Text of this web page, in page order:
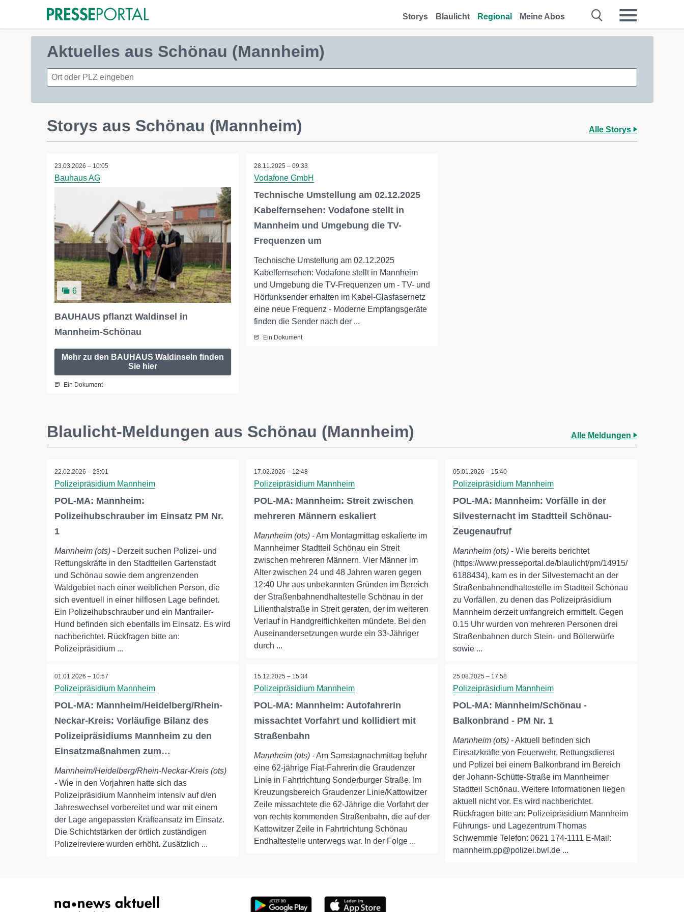
Storys Blaulicht Regional Meine Abos
Aktuelles aus Schönau (Mannheim)
Storys aus Schönau (Mannheim) Alle Storys
23.03.2026 – 10:05
Bauhaus AG
6
BAUHAUS pflanzt Waldinsel in
Mannheim-Schönau
Mehr zu den BAUHAUS Waldinseln finden
Sie hier
Ein Dokument
28.11.2025 – 09:33
Vodafone GmbH
Technische Umstellung am 02.12.2025
Kabelfernsehen: Vodafone stellt in
Mannheim und Umgebung die TV-
Frequenzen um
Technische Umstellung am 02.12.2025
Kabelfernsehen: Vodafone stellt in Mannheim
und Umgebung die TV-Frequenzen um - TV- und
Hörfunksender erhalten im Kabel-Glasfasernetz
eine neue Frequenz - Moderne Empfangsgeräte
finden die Sender nach der ...
Ein Dokument
Blaulicht-Meldungen aus Schönau (Mannheim) Alle Meldungen
22.02.2026 – 23:01
Polizeipräsidium Mannheim
POL-MA: Mannheim:
Polizeihubschrauber im Einsatz PM Nr.
1
Mannheim (ots) - Derzeit suchen Polizei- und
Rettungskräfte in den Stadtteilen Gartenstadt
und Schönau sowie dem angrenzenden
Waldgebiet nach einer weiblichen Person, die
sich eventuell in einer hilflosen Lage befindet.
Ein Polizeihubschrauber und ein Mantrailer-
Hund befinden sich ebenfalls im Einsatz. Es wird
nachberichtet. Rückfragen bitte an:
Polizeipräsidium ...
17.02.2026 – 12:48
Polizeipräsidium Mannheim
POL-MA: Mannheim: Streit zwischen
mehreren Männern eskaliert
Mannheim (ots)- Am Montagmittag eskalierte im
Mannheimer Stadtteil Schönau ein Streit
zwischen mehreren Männern. Vier Männer im
Alter zwischen 24 und 48 Jahren waren gegen
12:40 Uhr aus unbekannten Gründen im Bereich
der Straßenbahnendhaltestelle Schönau in der
Lilienthalstraße in Streit geraten, der im weiteren
Verlauf in Handgreiflichkeiten mündete. Bei den
Auseinandersetzungen wurde ein 33-Jähriger
durch ...
05.01.2026 – 15:40
Polizeipräsidium Mannheim
POL-MA: Mannheim: Vorfälle in der
Silvesternacht im Stadtteil Schönau-
Zeugenaufruf
Mannheim (ots) - Wie bereits berichtet
(https://www.presseportal.de/blaulicht/pm/14915/
6188434), kam es in der Silvesternacht an der
Straßenbahnendhaltestelle im Stadtteil Schönau
zu Vorfällen, zu denen das Polizeipräsidium
Mannheim derzeit umfangreich ermittelt. Gegen
0.15 Uhr wurden von mehreren Personen drei
Straßenbahnen durch Stein- und Böllerwürfe
sowie ...
01.01.2026 – 10:57
Polizeipräsidium Mannheim
POL-MA: Mannheim/Heidelberg/Rhein-
Neckar-Kreis: Vorläufige Bilanz des
Polizeipräsidiums Mannheim zu den
Einsatzmaßnahmen zum…
Mannheim/Heidelberg/Rhein-Neckar-Kreis (ots)
- Wie in den Vorjahren hatte sich das
Polizeipräsidium Mannheim intensiv auf d/en
Jahreswechsel vorbereitet und war mit einem
der Lage angepassten Kräfteansatz im Einsatz.
Die Schichtstärken der örtlich zuständigen
Polizeireviere wurden erhöht. Zusätzlich ...
15.12.2025 – 15:34
Polizeipräsidium Mannheim
POL-MA: Mannheim: Autofahrerin
missachtet Vorfahrt und kollidiert mit
Straßenbahn
Mannheim (ots)- Am Samstagnachmittag befuhr
eine 62-jährige Fiat-Fahrerin die Graudenzer
Linie in Fahrtrichtung Sonderburger Straße. Im
Kreuzungsbereich Graudenzer Linie/Kattowitzer
Zeile missachtete die 62-Jährige die Vorfahrt der
von rechts kommenden Straßenbahn, die auf der
Kattowitzer Zeile in Fahrtrichtung Schönau
Endhaltestelle unterwegs war. In der Folge ...
25.08.2025 – 17:58
Polizeipräsidium Mannheim
POL-MA: Mannheim/Schönau -
Balkonbrand - PM Nr. 1
Mannheim (ots) - Aktuell befinden sich
Einsatzkräfte von Feuerwehr, Rettungsdienst
und Polizei bei einem Balkonbrand im Bereich
der Johann-Schütte-Straße im Mannheimer
Stadtteil Schönau. Weitere Informationen liegen
aktuell nicht vor. Es wird nachberichtet.
Rückfragen bitte an: Polizeipräsidium Mannheim
Führungs- und Lagezentrum Thomas
Schwemmle Telefon: 0621 174-1111 E-Mail:
mannheim.pp@polizei.bwl.de ...